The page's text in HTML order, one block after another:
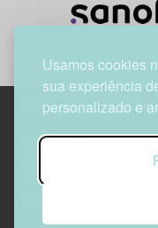
Usamos cookies
sua experiência
personalizado e
Edif. Lisboa Oriente |
1800-282 Lisboa |